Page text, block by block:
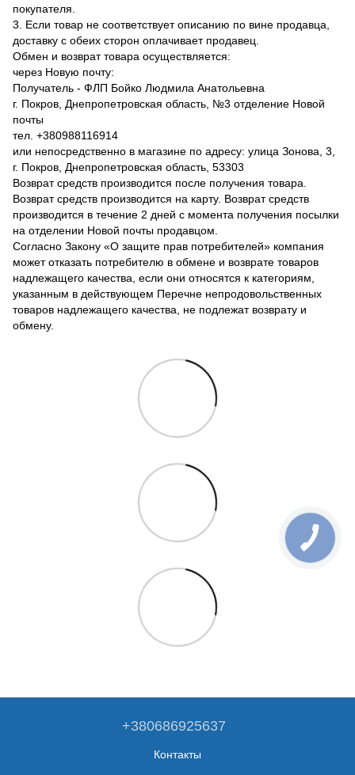
покупателя.
3. Если товар не соответствует описанию по вине продавца,
доставку с обеих сторон оплачивает продавец.
Обмен и возврат товара осуществляется:
через Новую почту:
Получатель - ФЛП Бойко Людмила Анатольевна
г. Покров, Днепропетровская область, №3 отделение Новой
почты
тел. +380988116914
или непосредственно в магазине по адресу: улица Зонова, 3,
г. Покров, Днепропетровская область, 53303
Возврат средств производится после получения товара.
Возврат средств производится на карту. Возврат средств
производится в течение 2 дней с момента получения посылки
на отделении Новой почты продавцом.
Согласно Закону «О защите прав потребителей» компания
может отказать потребителю в обмене и возврате товаров
надлежащего качества, если они относятся к категориям,
указанным в действующем Перечне непродовольственных
товаров надлежащего качества, не подлежат возврату и
обмену.
+380686925637
Контакты